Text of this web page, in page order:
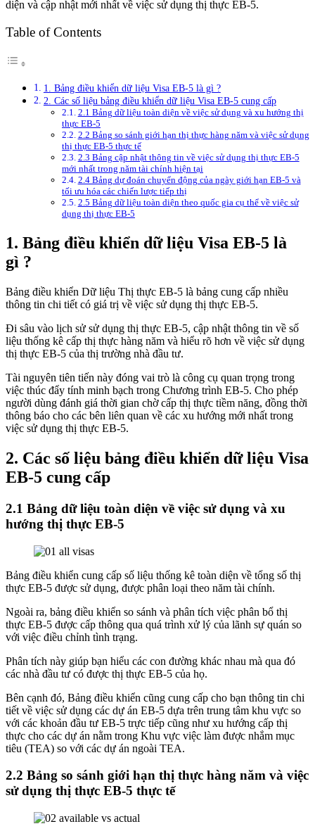
diện và cập nhật mới nhất về việc sử dụng thị thực EB-5.
Table of Contents
1. Bảng điều khiển dữ liệu Visa EB-5 là gì ?
2. Các số liệu bảng điều khiển dữ liệu Visa EB-5 cung cấp
2.1 Bảng dữ liệu toàn diện về việc sử dụng và xu hướng thị
thực EB-5
2.2 Bảng so sánh giới hạn thị thực hàng năm và việc sử dụng
thị thực EB-5 thực tế
2.3 Bảng cập nhật thông tin về việc sử dụng thị thực EB-5
mới nhất trong năm tài chính hiện tại
2.4 Bảng dự đoán chuyển động của ngày giới hạn EB-5 và
tối ưu hóa các chiến lược tiếp thị
2.5 Bảng dữ liệu toàn diện theo quốc gia cụ thể về việc sử
dụng thị thực EB-5
1. Bảng điều khiển dữ liệu Visa EB-5 là
gì ?
Bảng điều khiển Dữ liệu Thị thực EB-5 là bảng cung cấp nhiều
thông tin chi tiết có giá trị về việc sử dụng thị thực EB-5.
Đi sâu vào lịch sử sử dụng thị thực EB-5, cập nhật thông tin về số
liệu thống kê cấp thị thực hàng năm và hiểu rõ hơn về việc sử dụng
thị thực EB-5 của thị trường nhà đầu tư.
Tài nguyên tiên tiến này đóng vai trò là công cụ quan trọng trong
việc thúc đẩy tính minh bạch trong Chương trình EB-5. Cho phép
người dùng đánh giá thời gian chờ cấp thị thực tiềm năng, đồng thời
thông báo cho các bên liên quan về các xu hướng mới nhất trong
việc sử dụng thị thực EB-5.
2. Các số liệu bảng điều khiển dữ liệu Visa
EB-5 cung cấp
2.1 Bảng dữ liệu toàn diện về việc sử dụng và xu
hướng thị thực EB-5
Bảng điều khiển cung cấp số liệu thống kê toàn diện về tổng số thị
thực EB-5 được sử dụng, được phân loại theo năm tài chính.
Ngoài ra, bảng điều khiển so sánh và phân tích việc phân bổ thị
thực EB-5 được cấp thông qua quá trình xử lý của lãnh sự quán so
với việc điều chỉnh tình trạng.
Phân tích này giúp bạn hiểu các con đường khác nhau mà qua đó
các nhà đầu tư có được thị thực EB-5 của họ.
Bên cạnh đó, Bảng điều khiển cũng cung cấp cho bạn thông tin chi
tiết về việc sử dụng các dự án EB-5 dựa trên trung tâm khu vực so
với các khoản đầu tư EB-5 trực tiếp cũng như xu hướng cấp thị
thực cho các dự án nằm trong Khu vực việc làm được nhắm mục
tiêu (TEA) so với các dự án ngoài TEA.
2.2 Bảng so sánh giới hạn thị thực hàng năm và việc
sử dụng thị thực EB-5 thực tế